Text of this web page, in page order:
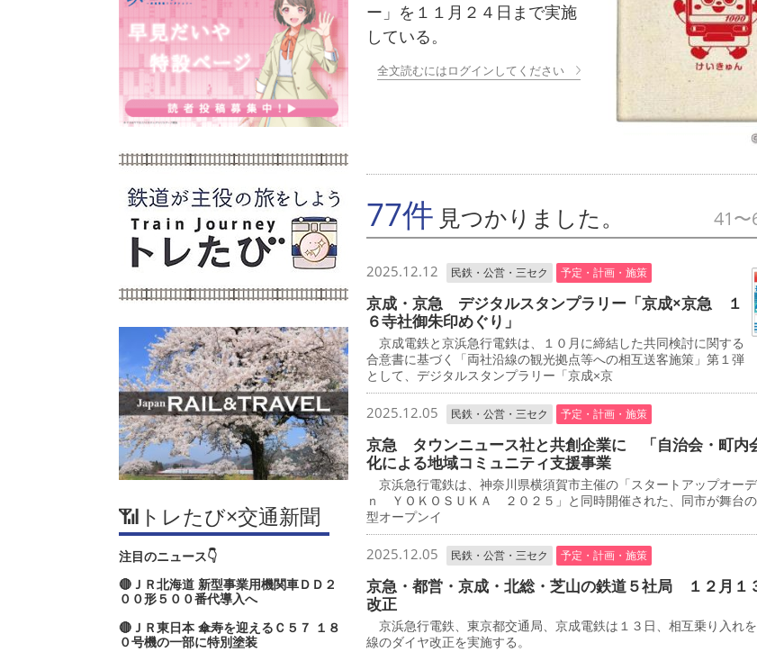
📶トレたび×交通新聞
注目のニュース👇
🔴ＪＲ北海道 新型事業用機関車ＤＤ２
００形５００番代導入へ
🔴ＪＲ東日本 傘寿を迎えるＣ５７ １８
０号機の一部に特別塗装
ー」を１１月２４日まで実施
している。
全文読むにはログインしてください
77件 見つかりました。 41〜
2025.12.12 民鉄・公営・三セク 予定・計画・施策
京成・京急 デジタルスタンプラリー「京成×京急 １
６寺社御朱印めぐり」
京成電鉄と京浜急行電鉄は、１０月に締結した共同検討に関する
合意書に基づく「両社沿線の観光拠点等への相互送客施策」第１弾
として、デジタルスタンプラリー「京成×京
2025.12.05 民鉄・公営・三セク 予定・計画・施策
京急 タウンニュース社と共創企業に 「自治会・町内
化による地域コミュニティ支援事業
京浜急行電鉄は、神奈川県横須賀市主催の「スタートアップオー
ｎ ＹＯＫＯＳＵＫＡ ２０２５」と同時開催された、同市が舞台
型オープンイ
2025.12.05 民鉄・公営・三セク 予定・計画・施策
京急・都営・京成・北総・芝山の鉄道５社局 １２月１
改正
京浜急行電鉄、東京都交通局、京成電鉄は１３日、相互乗り入れ
線のダイヤ改正を実施する。